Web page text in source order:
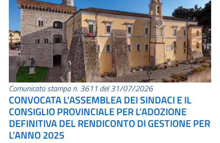
Comunicato stampa n. 3611 del 31/07/2026
CONVOCATA L'ASSEMBLEA DEI SINDACI E IL
CONSIGLIO PROVINCIALE PER L'ADOZIONE
DEFINITIVA DEL RENDICONTO DI GESTIONE PER
L'ANNO 2025